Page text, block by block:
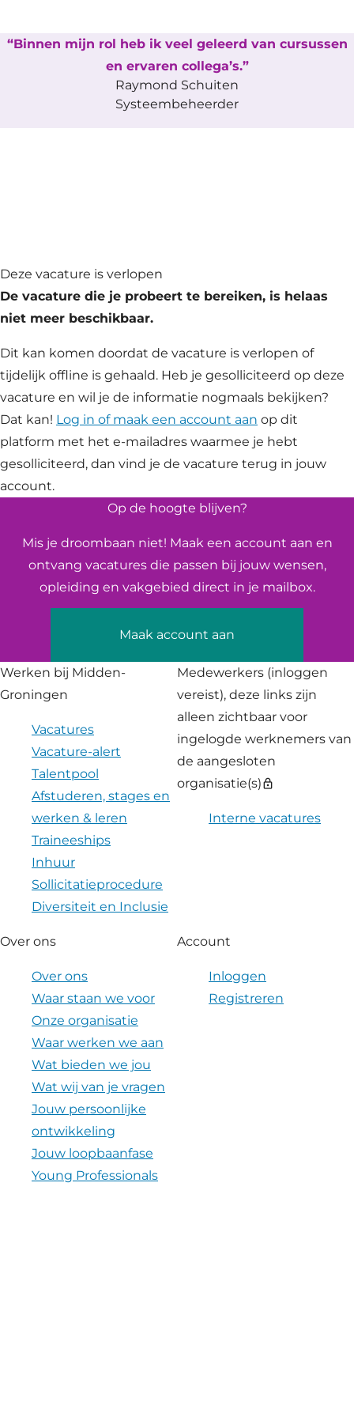
Binnen mijn rol heb ik veel geleerd van cursussen
en ervaren collega’s.
Raymond Schuiten
Systeembeheerder
Deze vacature is verlopen
De vacature die je probeert te bereiken, is helaas
niet meer beschikbaar.
Dit kan komen doordat de vacature is verlopen of
tijdelijk offline is gehaald. Heb je gesolliciteerd op deze
vacature en wil je de informatie nogmaals bekijken?
Dat kan! Log in of maak een account aan op dit
platform met het e-mailadres waarmee je hebt
gesolliciteerd, dan vind je de vacature terug in jouw
account.
Op de hoogte blijven?
Mis je droombaan niet! Maak een account aan en
ontvang vacatures die passen bij jouw wensen,
opleiding en vakgebied direct in je mailbox.
Maak account aan
Werken bij Midden-
Groningen
Vacatures
Vacature-alert
Talentpool
Afstuderen, stages en
werken & leren
Traineeships
Inhuur
Sollicitatieprocedure
Diversiteit en Inclusie
Medewerkers (inloggen
vereist), deze links zijn
alleen zichtbaar voor
ingelogde werknemers van
de aangesloten
organisatie(s)lock
Interne vacatures
Over ons
Over ons
Waar staan we voor
Onze organisatie
Waar werken we aan
Wat bieden we jou
Wat wij van je vragen
Jouw persoonlijke
ontwikkeling
Jouw loopbaanfase
Young Professionals
Account
Inloggen
Registreren